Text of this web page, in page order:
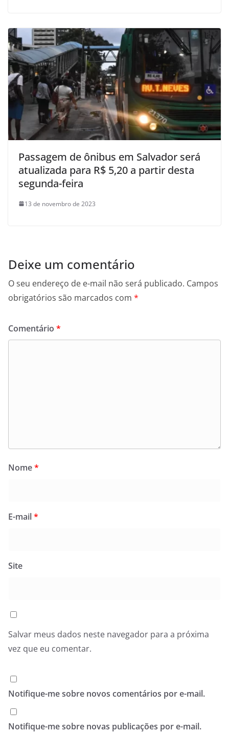
Passagem de ônibus em Salvador será
atualizada para R$ 5,20 a partir desta
segunda-feira
13 de novembro de 2023
Deixe um comentário
O seu endereço de e-mail não será publicado. Campos
obrigatórios são marcados com *
Comentário *
Nome*
E-mail*
Site
Salvar meus dados neste navegador para a próxima
vez que eu comentar.
Notifique-me sobre novos comentários por e-mail.
Notifique-me sobre novas publicações por e-mail.